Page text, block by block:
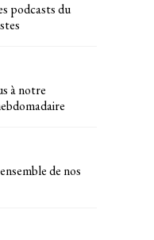
podcasts du
à notre
de nos